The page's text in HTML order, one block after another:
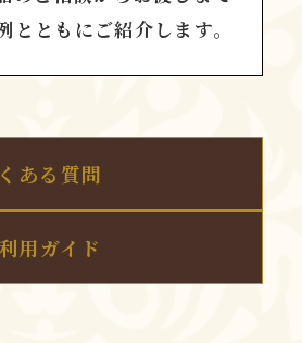
ともにご紹介します。
ある質問
用ガイド